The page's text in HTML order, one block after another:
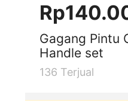
Gagang Pintu
Handle set
136 Terjual